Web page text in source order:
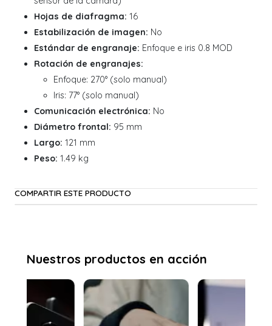
Hojas de diafragma: 16
Estabilización de imagen: No
Estándar de engranaje: Enfoque e iris 0.8 MOD
Rotación de engranajes:
Enfoque: 270° (solo manual)
Iris: 77° (solo manual)
Comunicación electrónica: No
Diámetro frontal: 95 mm
Largo: 121 mm
Peso: 1.49 kg
COMPARTIR ESTE PRODUCTO